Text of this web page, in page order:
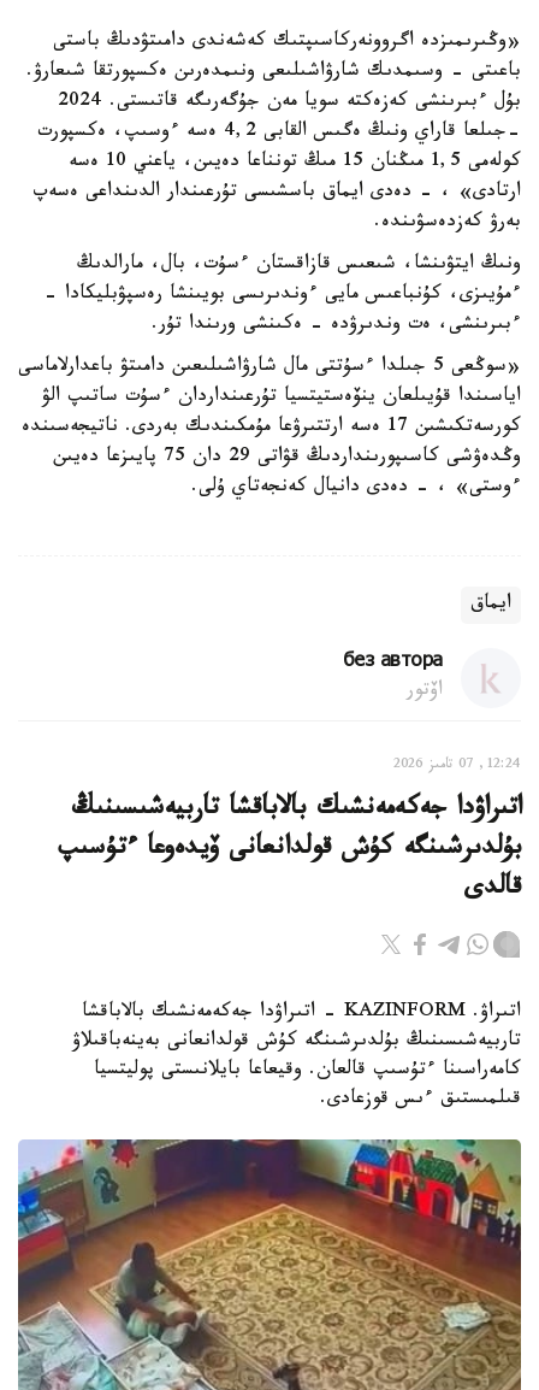
«وڭىرىمىزدە اگروونەركاسىپتىك كەشەندى دامىتۋدىڭ باستى
باعىتى - وسىمدىك شارۋاشىلىعى ونىمدەرىن ەكسپورتقا شىعارۋ.
بۇل ءبىرىنشى كەزەكتە سويا مەن جۇگەرىگە قاتىستى. 2024
-جىلعا قاراي ونىڭ ەگىس القابى 4,2 ەسە ءوسىپ، ەكسپورت
كولەمى 1,5 مىڭنان 15 مىڭ تونناعا دەيىن، ياعني 10 ەسە
ارتادى» ، - دەدى ايماق باسشىسى تۇرعىندار الدىنداعى ەسەپ
بەرۋ كەزدەسۋىندە.
ونىڭ ايتۋىنشا، شىعىس قازاقستان ءسۇت، بال، مارالدىڭ
ءمۇيىزى، كۇنباعىس مايى ءوندىرىسى بويىنشا رەسپۋبليكادا -
ءبىرىنشى، ەت وندىرۋدە - ەكىنشى ورىندا تۇر.
«سوڭعى 5 جىلدا ءسۇتتى مال شارۋاشىلىعىن دامىتۋ باعدارلاماسى
اياسىندا قۇيىلعان ينۆەستيتسيا تۇرعىنداردان ءسۇت ساتىپ الۋ
كورسەتكىشىن 17 ەسە ارتتىرۋعا مۇمكىندىك بەردى. ناتيجەسىندە
وڭدەۋشى كاسىپورىنداردىڭ قۋاتى 29 دان 75 پايىزعا دەيىن
ءوستى» ، - دەدى دانيال كەنجەتاي ۇلى.
ايماق
без автора
اۆتور
12:24, 07 تامىز 2026
اتىراۋدا جەكەمەنشىك بالاباقشا تاربيەشىسىنىڭ
بۇلدىرشىنگە كۇش قولدانعانى ۆيدەوعا ءتۇسىپ
قالدى
اتىراۋ. KAZINFORM - اتىراۋدا جەكەمەنشىك بالاباقشا
تاربيەشىسىنىڭ بۇلدىرشىنگە كۇش قولدانعانى بەينەباقىلاۋ
كامەراسىنا ءتۇسىپ قالعان. وقيعاعا بايلانىستى پوليتسيا
قىلمىستىق ءىس قوزعادى.